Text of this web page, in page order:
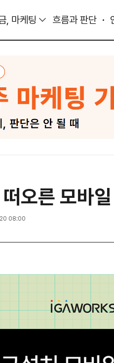
, 마케팅 흐름과 판단
오른 모바
08:00